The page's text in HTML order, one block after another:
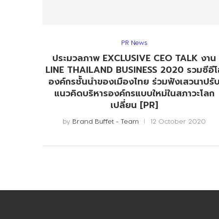
PR News
ประมวลภาพ EXCLUSIVE CEO TALK งาน
LINE THAILAND BUSINESS 2020 รวมซีอี
องค์กรชั้นนำของเมืองไทย ร่วมฟังเสวนาปรับ
แนวคิดบริหารองค์กรแบบใหม่ในสภาวะโลก
เปลี่ยน [PR]
by Brand Buffet - Team 12 October 2020